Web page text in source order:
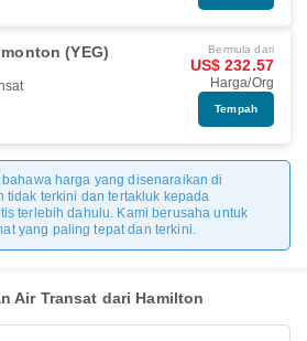
(YEG) Bermula dari
US$ 232.57
Harga/Org
Tempah
harga yang disenaraikan di
tidak terkini dan tertakluk kepada
terlebih dahulu. Kami berusaha untuk
yang paling tepat dan terkini.
Air Transat dari Hamilton